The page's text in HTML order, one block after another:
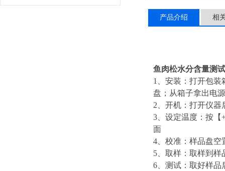
产品介绍 相
鱼肉松水分含量测
1、安装：打开包
盘；从箱子拿出电
2、开机：打开仪
3、设定温度：按【
面
4、校准：样品盘空
5、取样：取样到样
6、测试：取好样品